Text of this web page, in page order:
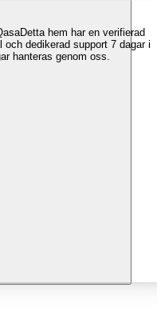
Detta hem har en verifierad
dedikerad support 7 dagar i
hanteras genom oss.